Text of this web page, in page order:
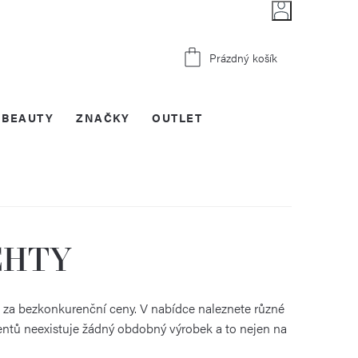
Nákupní
Prázdný košík
BEAUTY OUTLET
ZNAČKY
bezkonkurenční ceny. V nabídce naleznete různé
neexistuje žádný obdobný výrobek a to nejen na